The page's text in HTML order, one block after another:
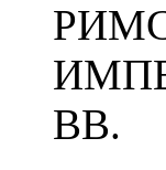
ВВ.